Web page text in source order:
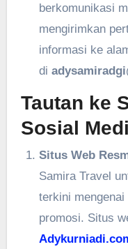
berkomunikasi
mengirimkan
informasi ke
di
Tautan ke
Sosial
Situs Web
Samira Travel
terkini
promosi. Situs